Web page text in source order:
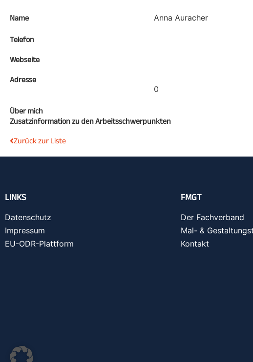
Name Anna Auracher
Telefon
Webseite
Adresse
0
Über mich
Zusatzinformation zu den Arbeitsschwerpunkten
Zurück zur Liste
LINKS
Datenschutz
Impressum
EU-ODR-Plattform
FMGT
Der Fachverband
Mal- &
Kontakt